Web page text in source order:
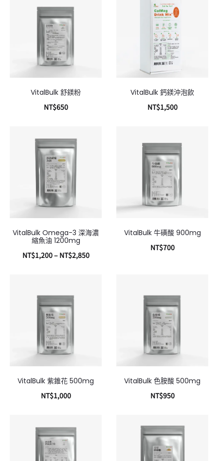
VitalBulk 舒鎂粉
NT$650
VitalBulk 鈣鎂沖泡飲
NT$1,500
VitalBulk Omega-3 深海濃
縮魚油 1200mg
NT$1,200– NT$2,850
VitalBulk 牛磺酸 900mg
NT$700
VitalBulk 紫錐花 500mg
NT$1,000
VitalBulk 色胺酸 500mg
NT$950